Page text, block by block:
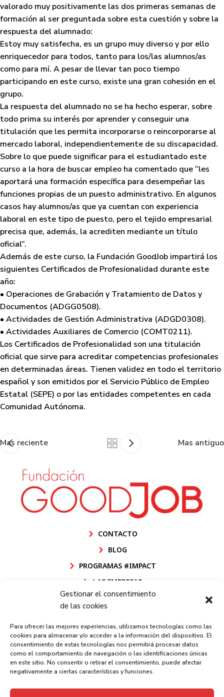
Gestionar el consentimiento
de las cookies
Para ofrecer las mejores experiencias, utilizamos tecnologías como las
cookies para almacenar y/o acceder a la información del dispositivo. El
consentimiento de estas tecnologías nos permitirá procesar datos
como el comportamiento de navegación o las identificaciones únicas
en este sitio. No consentir o retirar el consentimiento, puede afectar
negativamente a ciertas características y funciones.
valorado muy positivamente las dos primeras semanas de
formación al ser preguntada sobre esta cuestión y sobre la
respuesta del alumnado:
Estoy muy satisfecha, es un grupo muy diverso y por ello
enriquecedor para todos, tanto para los/las alumnos/as
como para mí. A pesar de llevar tan poco tiempo
participando en este curso, existe una gran cohesión en el
grupo.
La respuesta del alumnado no se ha hecho esperar, sobre
todo prima su interés por aprender y conseguir una
titulación que les permita incorporarse o reincorporarse al
mercado laboral, independientemente de su discapacidad.
Sobre lo que puede significar para el estudiantado este
curso a la hora de buscar empleo ha comentado que “les
aportará una formación específica para desempeñar las
funciones propias de un puesto administrativo. En algunos
casos hay alumnos/as que ya cuentan con experiencia
laboral en este tipo de puesto, pero el tejido empresarial
precisa que, además, la acrediten mediante un título
oficial”.
Además de este curso, la Fundación GoodJob impartirá los
siguientes Certificados de Profesionalidad durante este
año:
• Operaciones de Grabación y Tratamiento de Datos y
Documentos (ADGG0508).
• Actividades de Gestión Administrativa (ADGD0308).
• Actividades Auxiliares de Comercio (COMT0211).
Los Certificados de Profesionalidad son una titulación
oficial que sirve para acreditar competencias profesionales
en determinadas áreas. Tienen validez en todo el territorio
español y son emitidos por el Servicio Público de Empleo
Estatal (SEPE) o por las entidades competentes en cada
Comunidad Autónoma.
Mas reciente Mas antiguo
CONTACTO
BLOG
PROGRAMAS #IMPACT
LAS EMPRESAS
POLÍTICA DE CALIDAD FUNDACIÓN GOODJOB
AVISO LEGAL
POLÍTICA DE PRIVACIDAD
POLÍTICA DE COOKIES